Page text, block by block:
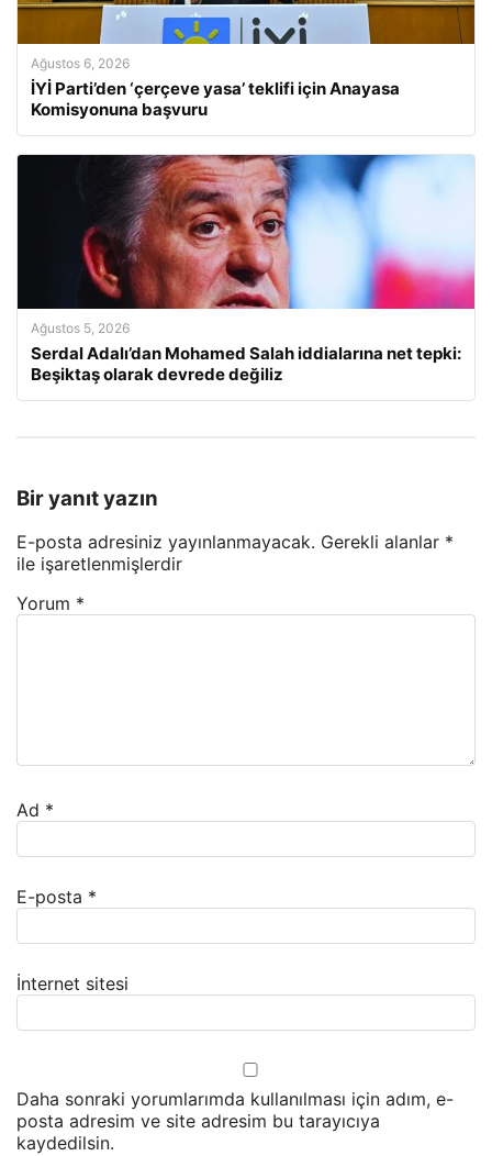
Ağustos 6, 2026
İYİ Parti’den ‘çerçeve yasa’ teklifi için Anayasa
Komisyonuna başvuru
Ağustos 5, 2026
Serdal Adalı’dan Mohamed Salah iddialarına net tepki:
Beşiktaş olarak devrede değiliz
Bir yanıt yazın
E-posta adresiniz yayınlanmayacak. Gerekli alanlar *
ile işaretlenmişlerdir
Yorum *
Ad *
E-posta *
İnternet sitesi
Daha sonraki yorumlarımda kullanılması için adım, e-
posta adresim ve site adresim bu tarayıcıya
kaydedilsin.